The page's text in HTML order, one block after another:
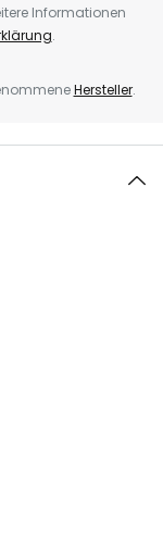
Informationen
.
Hersteller.